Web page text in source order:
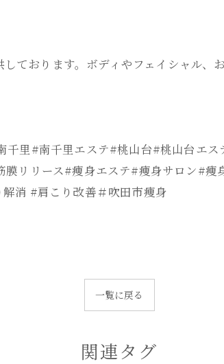
ております。ボディやフェイシャル、
里#南千里エステ#桃山台#桃山台エ
リリース#痩身エステ#痩身サロン#
消 #肩こり改善＃吹田市痩身
一覧に戻る
関連タグ